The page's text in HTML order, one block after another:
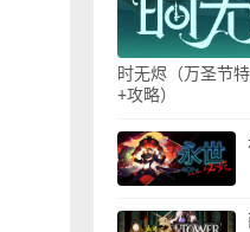
时无烬（万圣节
+攻略）